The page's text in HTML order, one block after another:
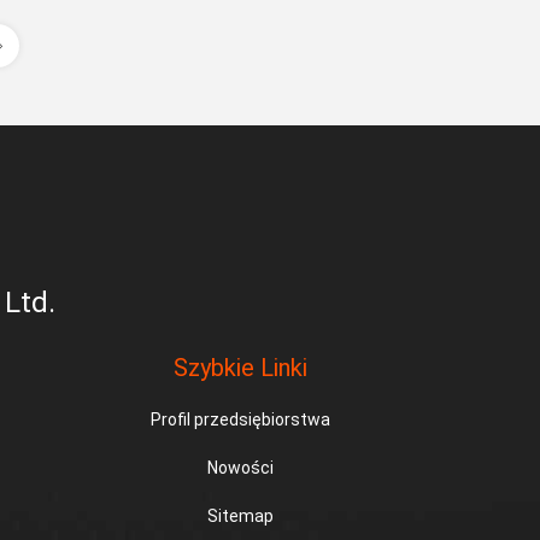
Szybkie Linki
Profil przedsiębiorstwa
Nowości
Sitemap